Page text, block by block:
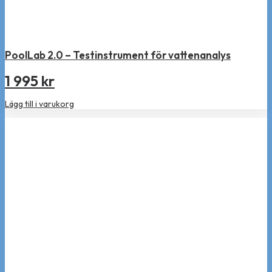
PoolLab 2.0 – Testinstrument för vattenanalys
1 995 kr
Lägg till i varukorg